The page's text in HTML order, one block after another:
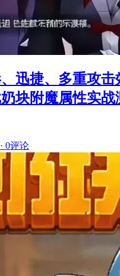
、迅捷、多重攻
块附魔属性实战
· 0评论